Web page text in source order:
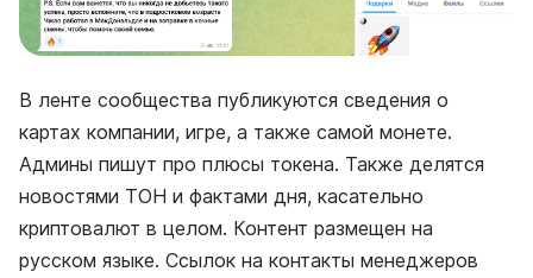
В ленте сообщества публикуются сведения о
картах компании, игре, а также самой монете.
Админы пишут про плюсы токена. Также делятся
новостями ТОН и фактами дня, касательно
криптовалют в целом. Контент размещен на
русском языке. Ссылок на контакты менеджеров